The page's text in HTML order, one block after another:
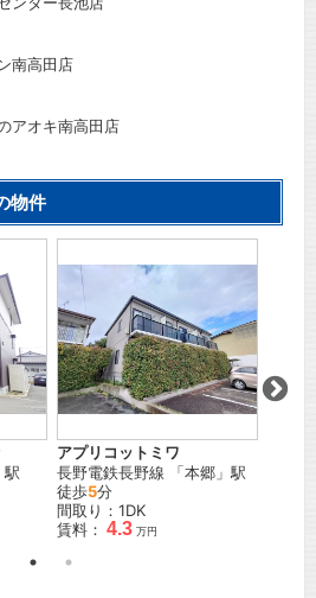
南高田店
アオキ南高田店
物件
駅
アプリコットミワ
長野電鉄長野線 「本郷 」駅
徒歩5分
間取り：1DK
賃料： 4.3 万円